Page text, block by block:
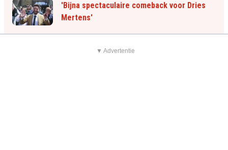
'Bijna spectaculaire comeback voor Dries
Mertens'
▼ Advertentie